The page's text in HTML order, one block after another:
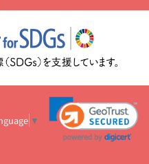
お祝いを贈るときのマナー・
ラム一覧
誕生日のお花を「色
予算相場
出産祝いお役立ち情
お祝い花のマナー総まとめ
職
は？
開店祝いの花 選び方ガイ
▼